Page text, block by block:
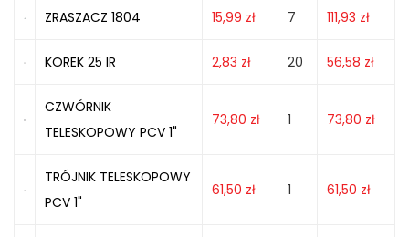
ZRASZACZ 1804 15,99 zł 7 111,93 zł
KOREK 25 IR 2,83 zł 20 56,58 zł
CZWÓRNIK
TELESKOPOWY PCV 1"
73,80 zł 1 73,80 zł
TRÓJNIK TELESKOPOWY
PCV 1"
61,50 zł 1 61,50 zł